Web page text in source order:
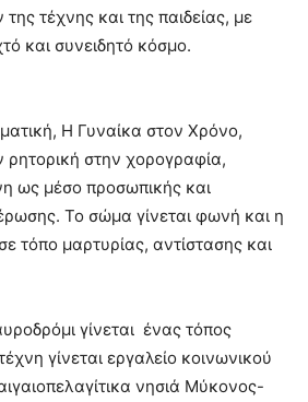
τέχνης και της παιδείας, με
και συνειδητό κόσμο.
Η Γυναίκα στον Χρόνο,
στην χορογραφία,
ως μέσο προσωπικής και
Το σώμα γίνεται φωνή και η
τόπο μαρτυρίας, αντίστασης και
γίνεται ένας τόπος
γίνεται εργαλείο κοινωνικού
νησιά Μύκονος-